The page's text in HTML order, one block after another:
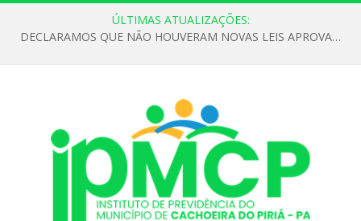
ÚLTIMAS ATUALIZAÇÕES:
DECLARAMOS QUE NÃO HOUVERAM NOVAS LEIS APROVADAS ATÉ O MOMENTO PARA O INSTITUTO DE PREVIDÊNCIA NO ANO DE 2026